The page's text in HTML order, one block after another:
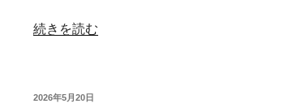
小
“ゲ
続きを読む
投
2026年5月20日